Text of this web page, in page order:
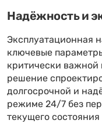
Надёжность и
Эксплуатационная
ключевые
критически
решение
долгосрочной и
режиме 24/7 без
текущего